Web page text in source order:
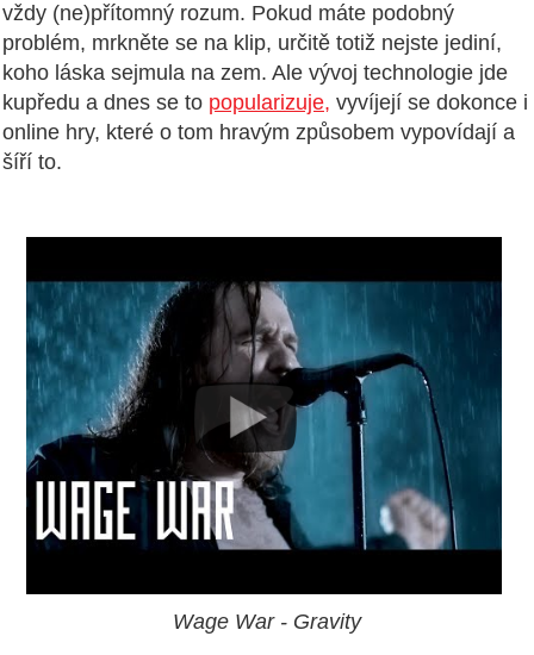
vždy (ne)přítomný rozum. Pokud máte podobný
problém, mrkněte se na klip, určitě totiž nejste jediní,
koho láska sejmula na zem. Ale vývoj technologie jde
kupředu a dnes se to popularizuje, vyvíjejí se dokonce i
online hry, které o tom hravým způsobem vypovídají a
šíří to.
Wage War - Gravity